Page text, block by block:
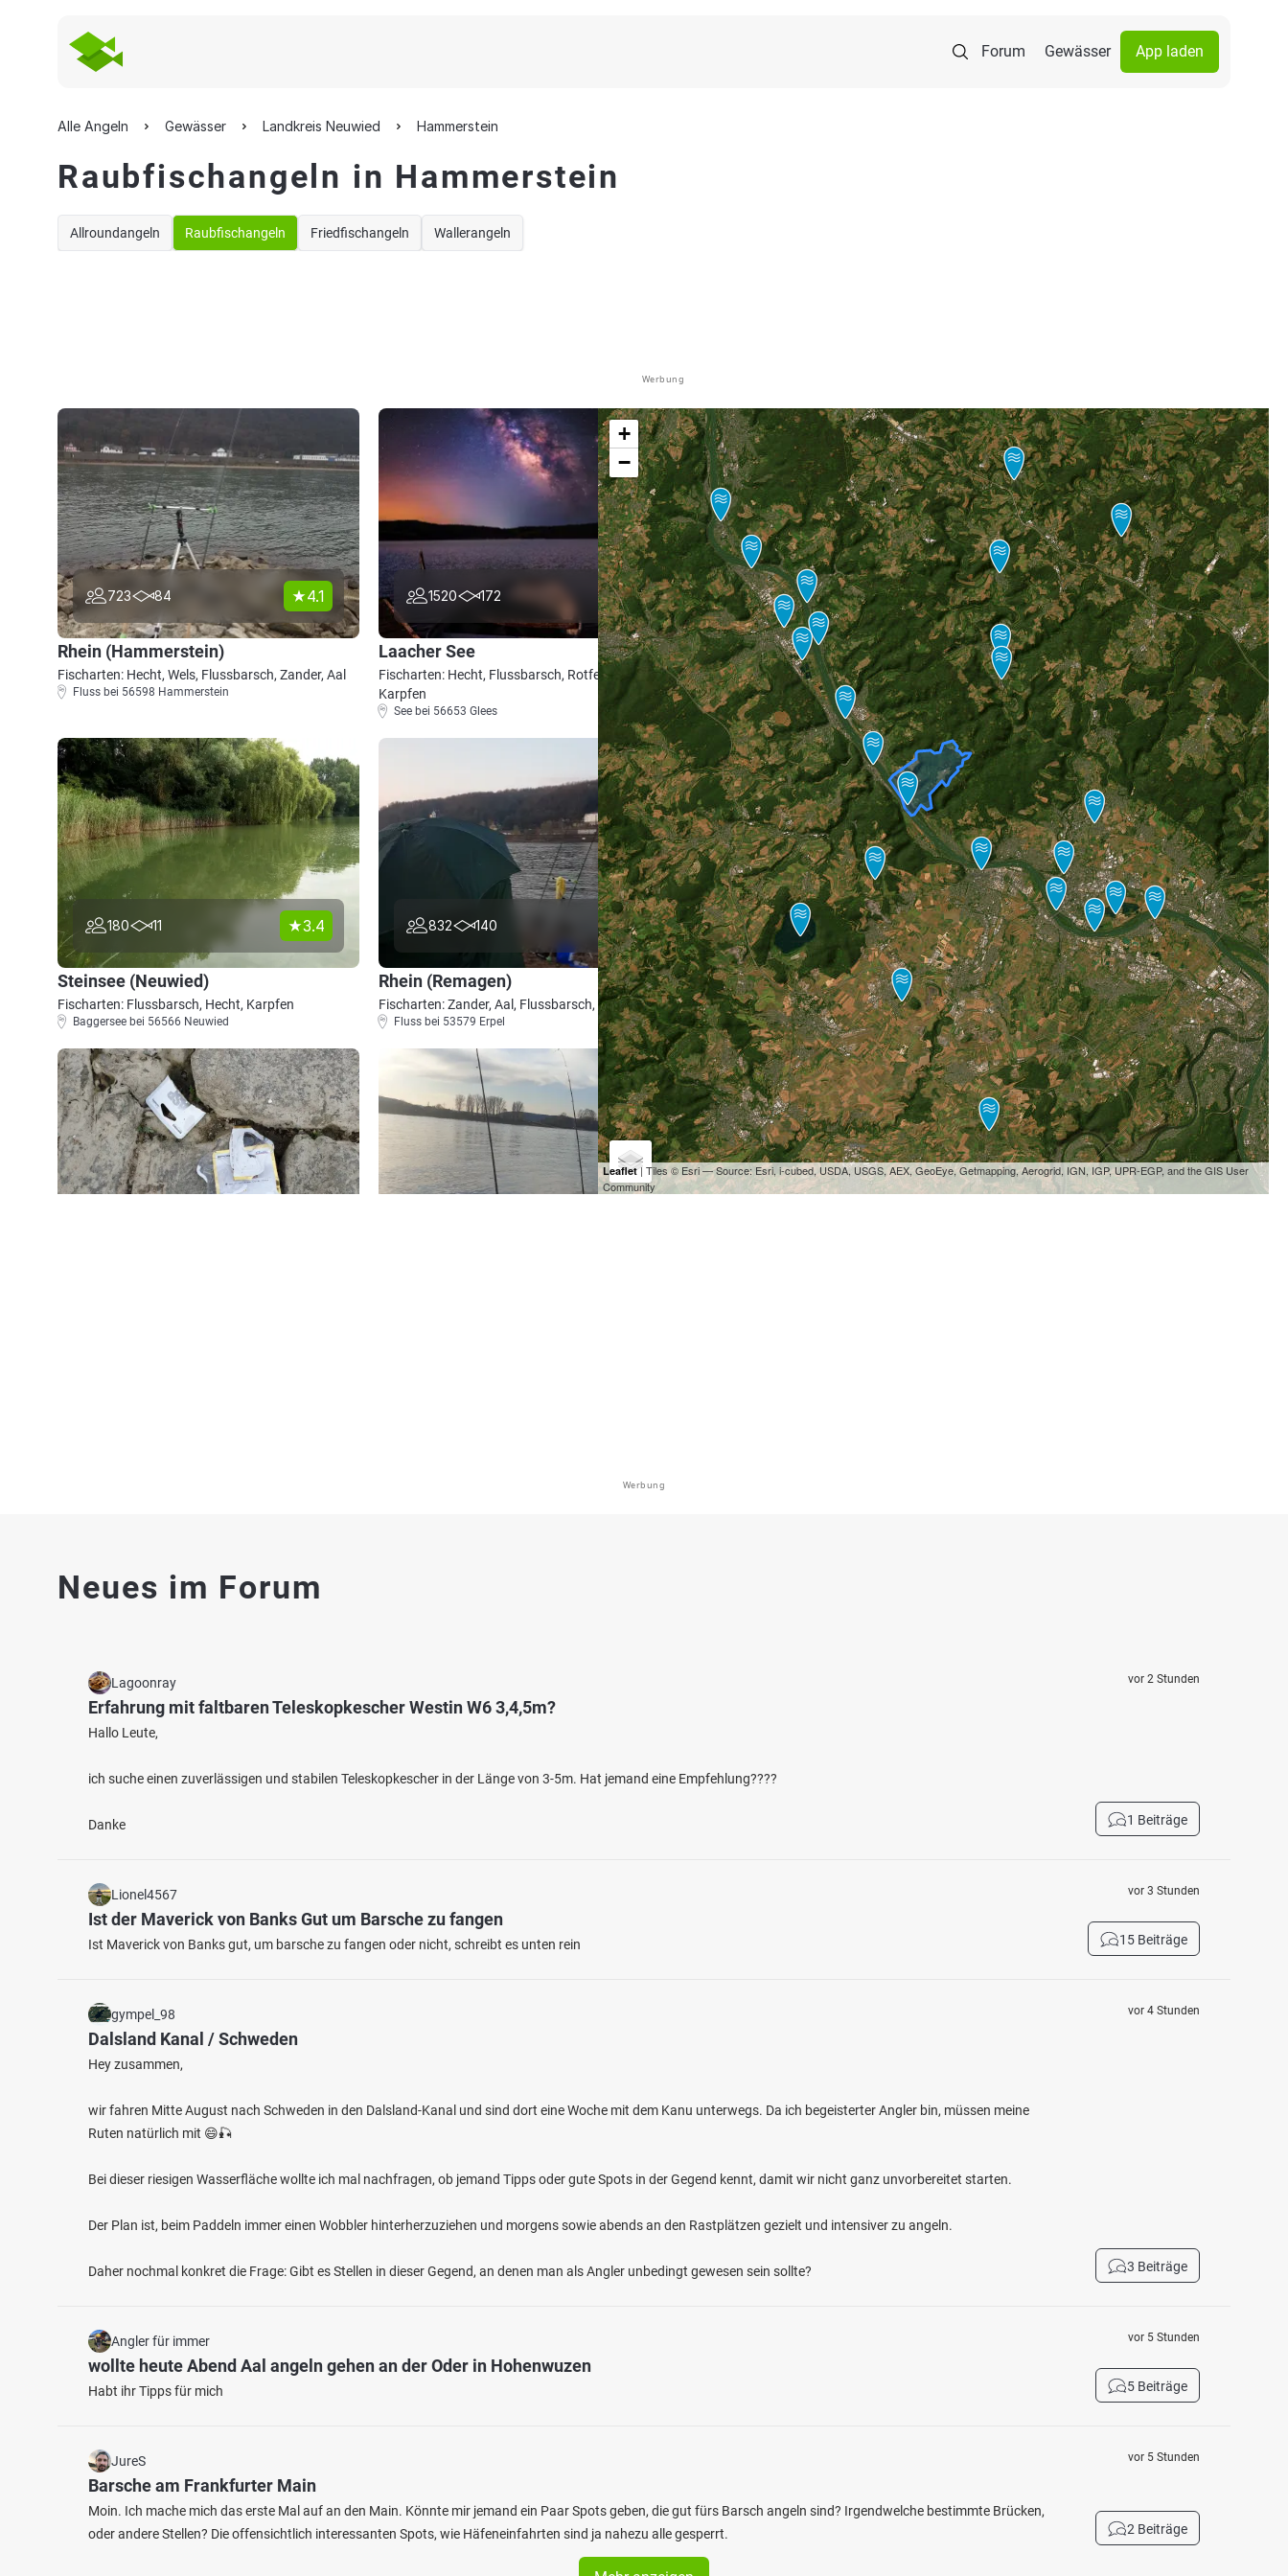
Forum Gewässer App laden
Alle Angeln Gewässer Landkreis Neuwied Hammerstein
Raubfischangeln in Hammerstein
Allroundangeln Raubfischangeln Friedfischangeln Wallerangeln
Werbung
723 84 4.1
Rhein (Hammerstein)
Fischarten: Hecht, Wels, Flussbarsch, Zander, Aal
Fluss bei 56598 Hammerstein
1520 172 4.5
Laacher See
Fischarten: Hecht, Flussbarsch, Rotfeder, Schleie,
Karpfen
See bei 56653 Glees
180 11 3.4
Steinsee (Neuwied)
Fischarten: Flussbarsch, Hecht, Karpfen
Baggersee bei 56566 Neuwied
832 140 4.1
Rhein (Remagen)
Fischarten: Zander, Aal, Flussbarsch, Wels, Barbe
Fluss bei 53579 Erpel
Fluss bei 56564 Neuwied
406 93
Rhein (Bad Breisig) Rheinhafen Brohl
+
−
Leaflet| Tiles © Esri — Source: Esri, i-cubed, USDA, USGS, AEX, GeoEye, Getmapping, Aerogrid, IGN, IGP, UPR-EGP, and the GIS User
Community
Werbung
Neues im Forum
Lagoonray
Erfahrung mit faltbaren Teleskopkescher Westin W6 3,4,5m?
Hallo Leute,
ich suche einen zuverlässigen und stabilen Teleskopkescher in der Länge von 3-5m. Hat jemand eine Empfehlung????
Danke
vor 2 Stunden
1 Beiträge
Lionel4567
Ist der Maverick von Banks Gut um Barsche zu fangen
Ist Maverick von Banks gut, um barsche zu fangen oder nicht, schreibt es unten rein
vor 3 Stunden
15 Beiträge
gympel_98
Dalsland Kanal / Schweden
Hey zusammen,
wir fahren Mitte August nach Schweden in den Dalsland-Kanal und sind dort eine Woche mit dem Kanu unterwegs. Da ich begeisterter Angler bin, müssen meine
Ruten natürlich mit 😄🎣
Bei dieser riesigen Wasserfläche wollte ich mal nachfragen, ob jemand Tipps oder gute Spots in der Gegend kennt, damit wir nicht ganz unvorbereitet starten.
Der Plan ist, beim Paddeln immer einen Wobbler hinterherzuziehen und morgens sowie abends an den Rastplätzen gezielt und intensiver zu angeln.
Daher nochmal konkret die Frage: Gibt es Stellen in dieser Gegend, an denen man als Angler unbedingt gewesen sein sollte?
vor 4 Stunden
3 Beiträge
Angler für immer
wollte heute Abend Aal angeln gehen an der Oder in Hohenwuzen
Habt ihr Tipps für mich
vor 5 Stunden
5 Beiträge
JureS
Barsche am Frankfurter Main
Moin. Ich mache mich das erste Mal auf an den Main. Könnte mir jemand ein Paar Spots geben, die gut fürs Barsch angeln sind? Irgendwelche bestimmte Brücken,
oder andere Stellen? Die offensichtlich interessanten Spots, wie Häfeneinfahrten sind ja nahezu alle gesperrt.
vor 5 Stunden
2 Beiträge